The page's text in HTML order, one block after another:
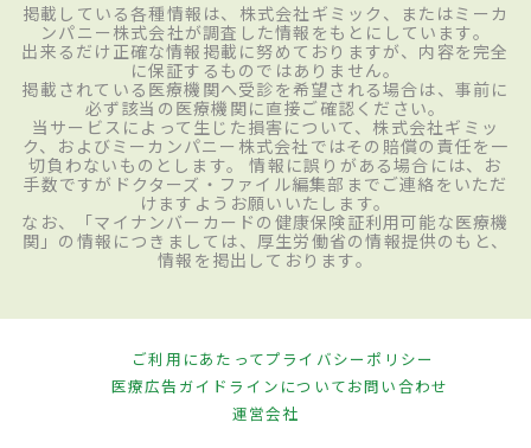
掲載している各種情報は、株式会社ギミック、またはミーカ
ンパニー株式会社が調査した情報をもとにしています。
出来るだけ正確な情報掲載に努めておりますが、内容を完全
に保証するものではありません。
掲載されている医療機関へ受診を希望される場合は、事前に
必ず該当の医療機関に直接ご確認ください。
当サービスによって生じた損害について、株式会社ギミッ
ク、およびミーカンパニー株式会社ではその賠償の責任を一
切負わないものとします。 情報に誤りがある場合には、お
手数ですがドクターズ・ファイル編集部までご連絡をいただ
けますようお願いいたします。
なお、「マイナンバーカードの健康保険証利用可能な医療機
関」の情報につきましては、厚生労働省の情報提供のもと、
情報を掲出しております。
ご利用にあたってプライバシーポリシー
医療広告ガイドラインについてお問い合わせ
運営会社